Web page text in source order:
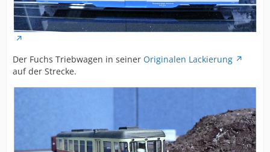
Der Fuchs Triebwagen in seiner Originalen Lackierung
auf der Strecke.